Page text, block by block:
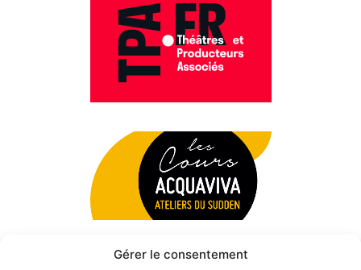
Gérer le consentement